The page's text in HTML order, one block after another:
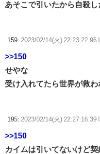
あそこで引いたから自殺
159: 2023/02/14(火) 22:23:22.96
>>150
せやな
受け入れてたら世界が救
195: 2023/02/14(火) 22:27:16.39
>>150
カイムは引いてないけど